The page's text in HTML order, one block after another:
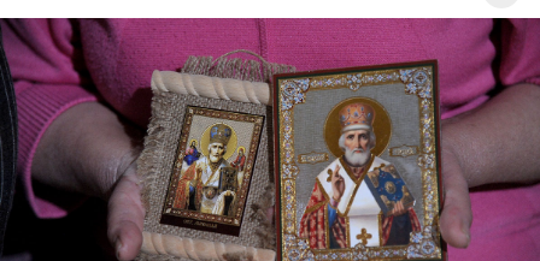
Перенесемся в III век в Малую Азию. В ту эпоху
жизнь христиан была очень трудной. Они жили в
постоянной опасности быть подвергнутыми
мучительным пыткам и даже смерти от рук
язычников.
ПРАВОСЛАВИЕ
ПРАЗДНИКИ
ХРИСТИАНСТВО
РЕЛИГИЯ ЦЕРКОВЬ